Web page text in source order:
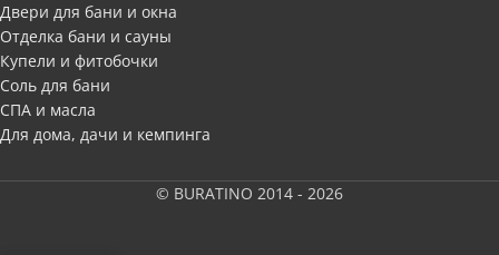
Двери для бани и окна
Отделка бани и сауны
Купели и фитобочки
Соль для бани
СПА и масла
Для дома, дачи и кемпинга
© BURATINO 2014 - 2026